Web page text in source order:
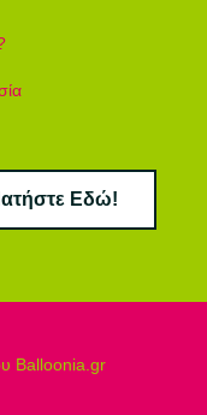
Εδώ!
Balloonia.gr